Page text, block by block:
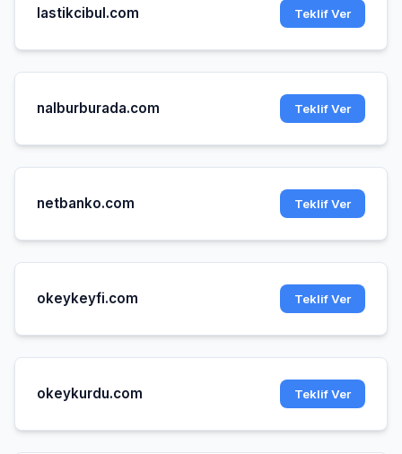
lastikcibul.com Teklif Ver
nalburburada.com Teklif Ver
netbanko.com Teklif Ver
okeykeyfi.com Teklif Ver
okeykurdu.com Teklif Ver